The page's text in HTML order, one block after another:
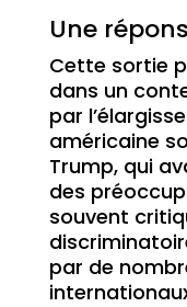
Une
Cette sortie
dans un
par
américaine
Trump, qui
des
souvent
par de